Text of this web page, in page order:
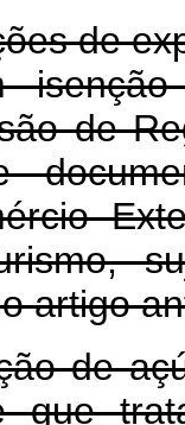
de
de
artigo
de
que